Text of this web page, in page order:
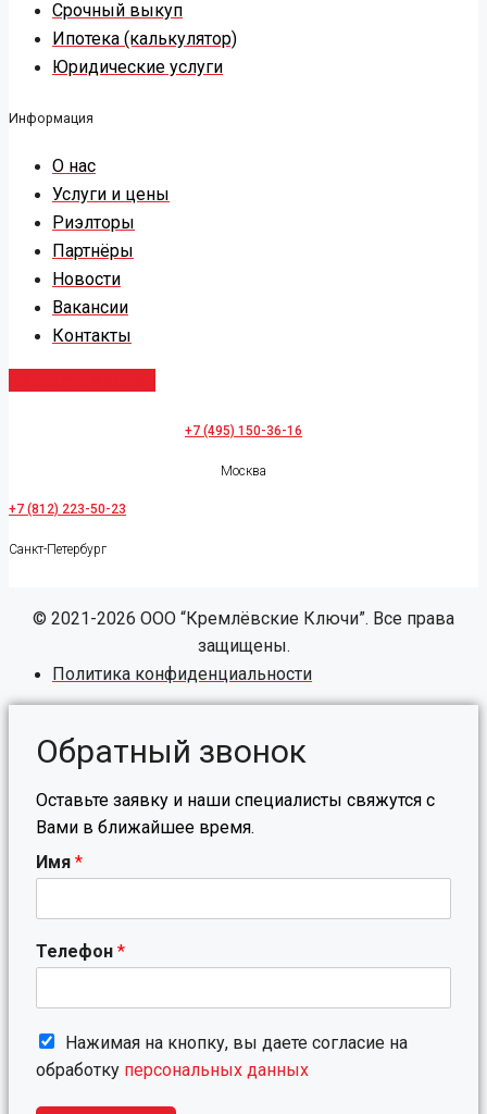
Срочный выкуп
Ипотека (калькулятор)
Юридические услуги
Информация
О нас
Услуги и цены
Риэлторы
Партнёры
Новости
Вакансии
Контакты
+7 (495) 150-36-16
Москва
+7 (812) 223-50-23
Санкт-Петербург
© 2021-2026 ООО “Кремлёвские Ключи”. Все права
защищены.
Политика конфиденциальности
Обратный звонок
Оставьте заявку и наши специалисты свяжутся с
Вами в ближайшее время.
Имя *
Телефон *
Нажимая на кнопку, вы даете согласие на
обработку персональных данных